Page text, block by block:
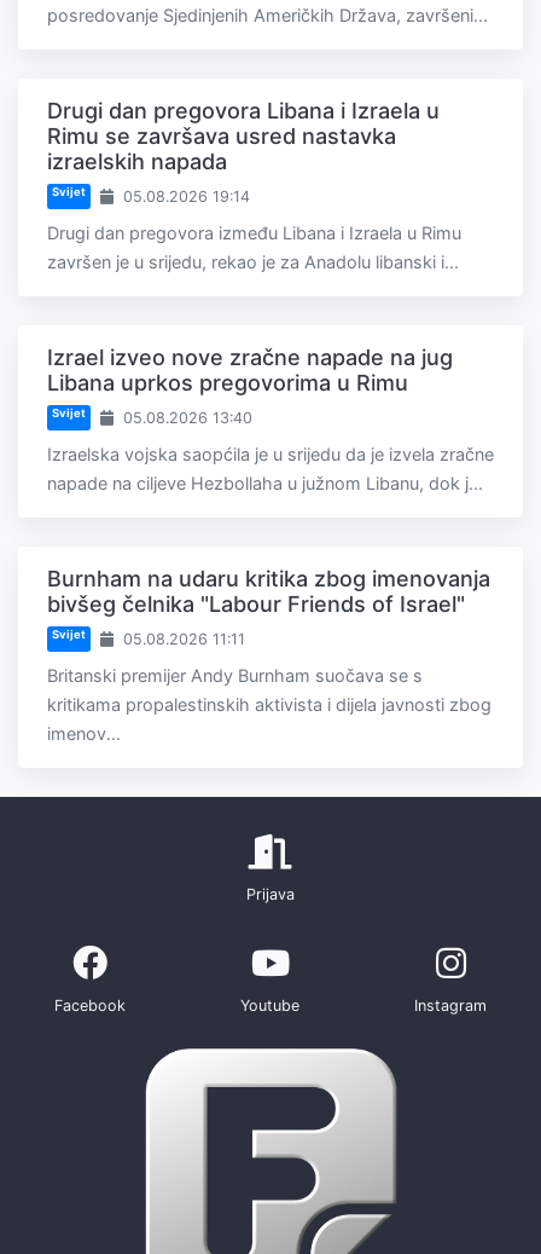
posredovanje Sjedinjenih Američkih Država, završeni...
Drugi dan pregovora Libana i Izraela u
Rimu se završava usred nastavka
izraelskih napada
Svijet 05.08.2026 19:14
Drugi dan pregovora između Libana i Izraela u Rimu
završen je u srijedu, rekao je za Anadolu libanski i...
Izrael izveo nove zračne napade na jug
Libana uprkos pregovorima u Rimu
Svijet 05.08.2026 13:40
Izraelska vojska saopćila je u srijedu da je izvela zračne
napade na ciljeve Hezbollaha u južnom Libanu, dok j...
Burnham na udaru kritika zbog imenovanja
bivšeg čelnika "Labour Friends of Israel"
Svijet 05.08.2026 11:11
Britanski premijer Andy Burnham suočava se s
kritikama propalestinskih aktivista i dijela javnosti zbog
imenov...
Prijava
Facebook Youtube Instagram